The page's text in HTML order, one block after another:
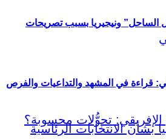
الساحل” ونيجيريا بسبب تصريحات
قراءة في المشهد والتداعيات والفرص